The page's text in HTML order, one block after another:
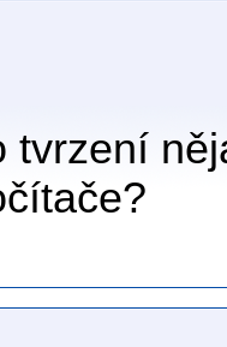
tvrzení